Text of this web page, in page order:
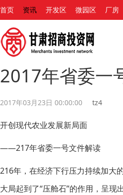
首页 资讯 开发区 微园区 厂房
2017年省委一
2017年03月23日 00:00:00 tz4
开创现代农业发展新局面
——217年省委一号文件解读
216年，在经济下行压力持续加大
大局起到了“压舱石”的作用，呈